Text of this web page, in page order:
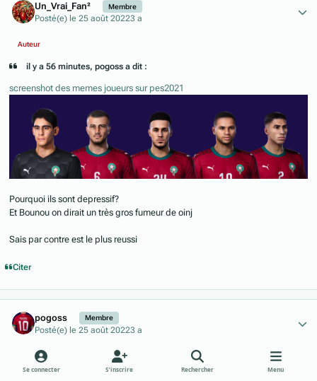
Un_Vrai_Fan² Membre
Posté(e) le 25 août 20223 a
Auteur
il y a 56 minutes, pogoss a dit :
screenshot des memes joueurs sur pes2021
Pourquoi ils sont depressif?
Et Bounou on dirait un très gros fumeur de oinj
Sais par contre est le plus reussi
Citer
pogoss Membre
Posté(e) le 25 août 20223 a
il y a 32 minutes, Nebhill a dit :
Se connecter S’inscrire Rechercher Menu